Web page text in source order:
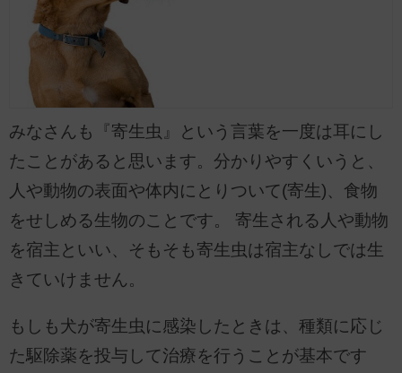
みなさんも『寄生虫』という言葉を一度は耳にし
たことがあると思います。分かりやすくいうと、
人や動物の表面や体内にとりついて(寄生)、食物
をせしめる生物のことです。 寄生される人や動物
を宿主といい、そもそも寄生虫は宿主なしでは生
きていけません。
もしも犬が寄生虫に感染したときは、種類に応じ
た駆除薬を投与して治療を行うことが基本です